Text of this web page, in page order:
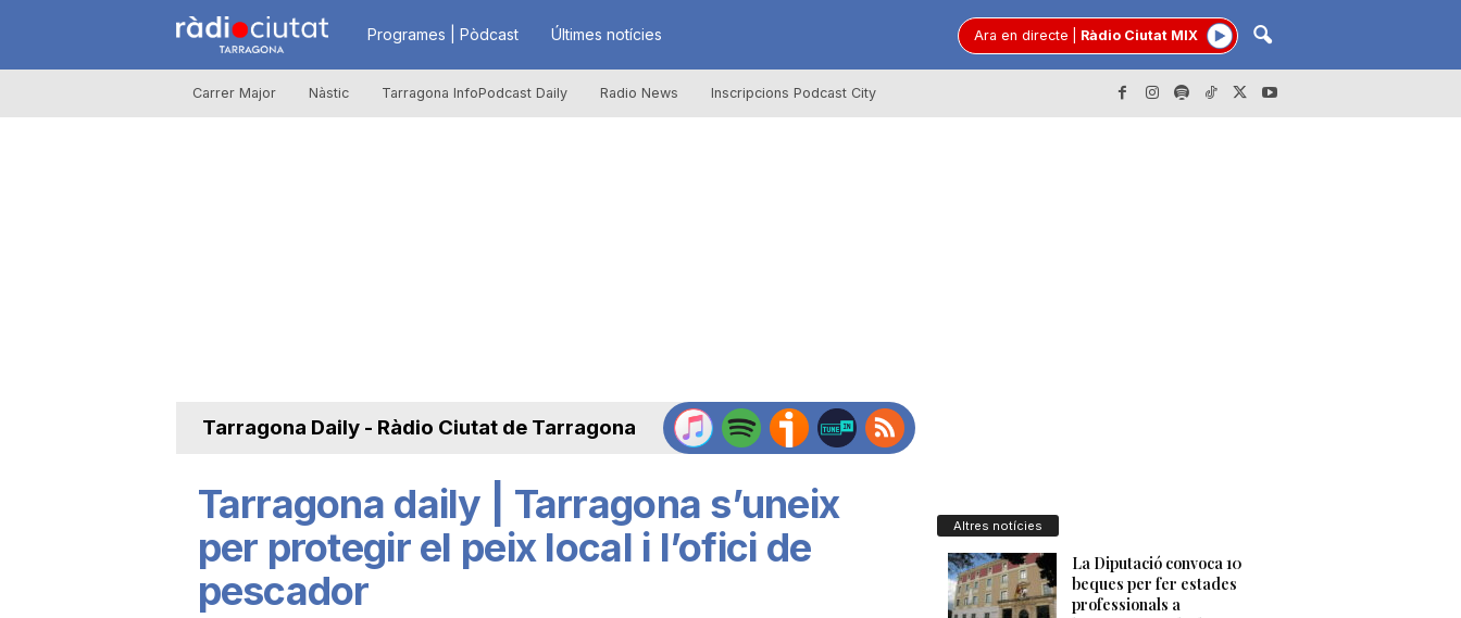
R
à
u
Programes | Pòdcast Últimes notícies Ara en directe Ràdio Ciutat MIX
Carrer Major Nàstic Tarragona InfoPodcast Daily Radio News Inscripcions Podcast City
Tarragona Daily - Ràdio Ciutat de Tarragona
Tarragona daily | Tarragona s’uneix
per protegir el peix local i l’ofici de
pescador
Altres notícies